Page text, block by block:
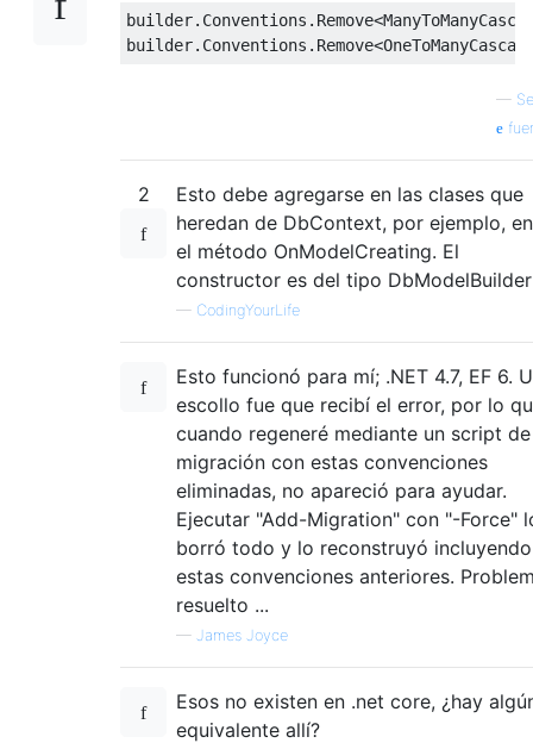
builder. Conventions . Remove<
builder. Conventions . Remove<
—
2
Esto debe agregarse en las clases que
heredan de DbContext, por ejemplo, en
el método OnModelCreating. El
constructor es del tipo DbModelBuilder
— CodingYourLife
Esto funcionó para mí; .NET 4.7, EF 6.
escollo fue que recibí el error, por lo
cuando regeneré mediante un script de
migración con estas convenciones
eliminadas, no apareció para ayudar.
Ejecutar "Add-Migration" con "-Force"
borró todo y lo reconstruyó incluyendo
estas convenciones anteriores.
resuelto ...
— James Joyce
Esos no existen en .net core, ¿hay
equivalente allí?